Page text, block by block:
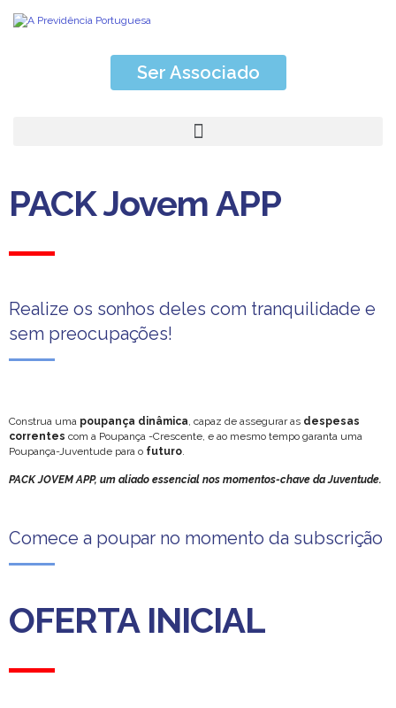
Ser Associado
PACK Jovem APP
Realize os sonhos deles com tranquilidade e
sem preocupações!
Construa uma poupança dinâmica, capaz de assegurar as despesas
correntes com a Poupança -Crescente, e ao mesmo tempo garanta uma
Poupança-Juventude para o futuro.
PACK JOVEM APP, um aliado essencial nos momentos-chave da Juventude.
Comece a poupar no momento da subscrição
OFERTA INICIAL